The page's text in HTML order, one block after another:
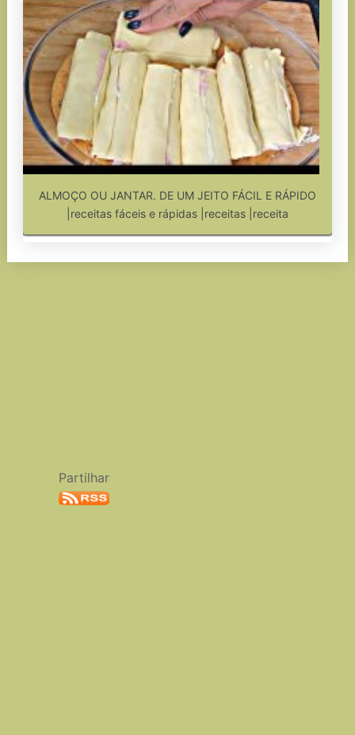
ALMOÇO OU JANTAR. DE UM JEITO FÁCIL E RÁPIDO
|receitas fáceis e rápidas |receitas |receita
Partilhar